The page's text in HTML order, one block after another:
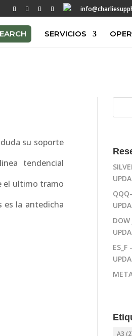
SERVICIOS
su soporte
tendencial
el ultimo tramo
es la antedicha
DOW
ES_F
A3